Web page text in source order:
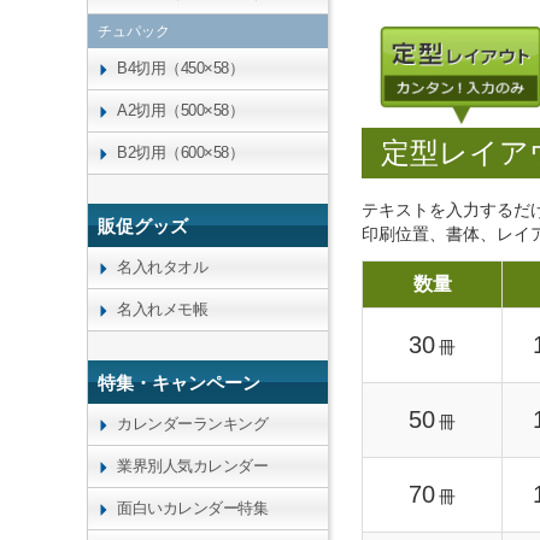
定型レイア
テキストを入力するだ
印刷位置、書体、レイ
数量
30冊
50冊
70冊
チュパック
B4切用（450×58）
A2切用（500×58）
B2切用（600×58）
販促グッズ
名入れタオル
名入れメモ帳
特集・キャンペーン
カレンダーランキング
業界別人気カレンダー
面白いカレンダー特集